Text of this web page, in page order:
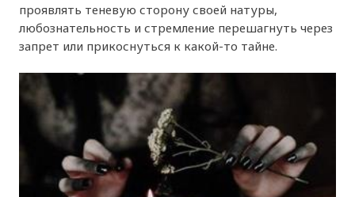
проявлять теневую сторону своей натуры,
любознательность и стремление перешагнуть через
запрет или прикоснуться к какой-то тайне.